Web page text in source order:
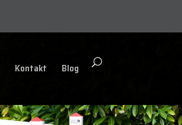
Kontakt Blog